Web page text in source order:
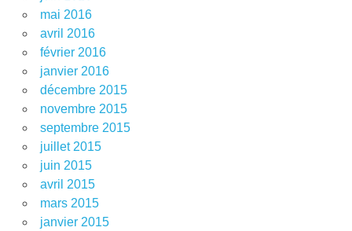
mai 2016
avril 2016
février 2016
janvier 2016
décembre 2015
novembre 2015
septembre 2015
juillet 2015
juin 2015
avril 2015
mars 2015
janvier 2015